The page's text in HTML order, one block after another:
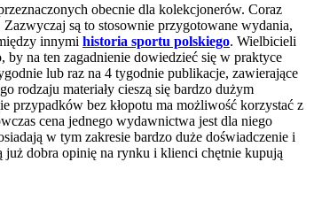
obecnie dla kolekcjonerów. Coraz
Zazwyczaj są to stosownie przygotowane wydania,
innymi historia sportu polskiego. Wielbicieli
na ten zagadnienie dowiedzieć się w praktyce
lub raz na 4 tygodnie publikacje, zawierające
rodzaju materiały cieszą się bardzo dużym
przypadków bez kłopotu ma możliwość korzystać z
cena jednego wydawnictwa jest dla niego
w tym zakresie bardzo duże doświadczenie i
dobra opinię na rynku i klienci chętnie kupują